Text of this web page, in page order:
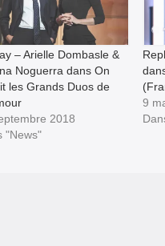
– Arielle Dombasle &
Noguerra dans On
les Grands Duos de
2018
"News"
9